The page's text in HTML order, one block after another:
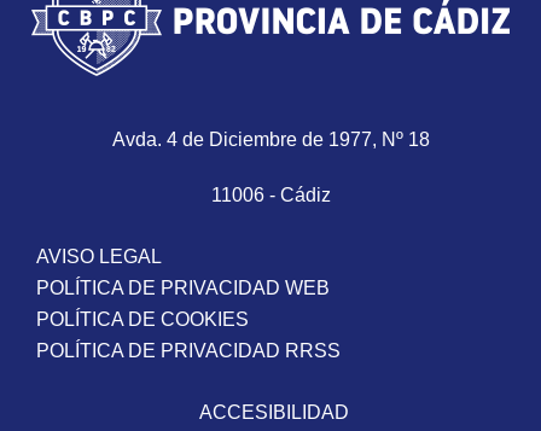
Avda. 4 de Diciembre de 1977, Nº 18
11006 - Cádiz
AVISO LEGAL
POLÍTICA DE PRIVACIDAD WEB
POLÍTICA DE COOKIES
POLÍTICA DE PRIVACIDAD RRSS
ACCESIBILIDAD